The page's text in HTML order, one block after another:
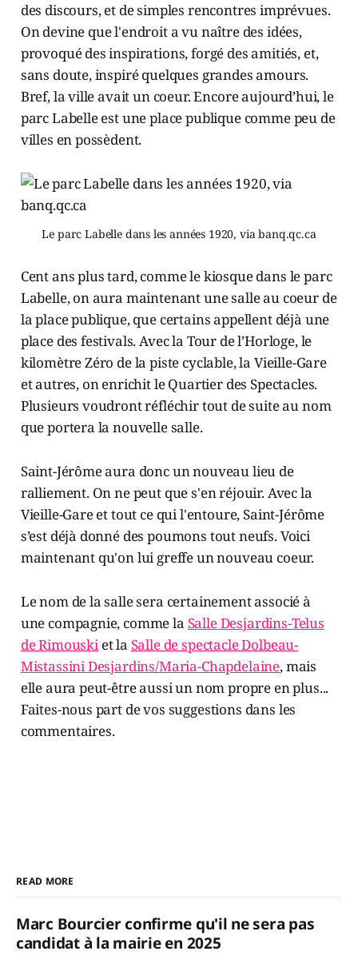
des discours, et de simples rencontres imprévues.
On devine que l'endroit a vu naître des idées,
provoqué des inspirations, forgé des amitiés, et,
sans doute, inspiré quelques grandes amours.
Bref, la ville avait un coeur. Encore aujourd’hui, le
parc Labelle est une place publique comme peu de
villes en possèdent.
Le parc Labelle dans les années 1920, via banq.qc.ca
Cent ans plus tard, comme le kiosque dans le parc
Labelle, on aura maintenant une salle au coeur de
la place publique, que certains appellent déjà une
place des festivals. Avec la Tour de l’Horloge, le
kilomètre Zéro de la piste cyclable, la Vieille-Gare
et autres, on enrichit le Quartier des Spectacles.
Plusieurs voudront réfléchir tout de suite au nom
que portera la nouvelle salle.
Saint-Jérôme aura donc un nouveau lieu de
ralliement. On ne peut que s'en réjouir. Avec la
Vieille-Gare et tout ce qui l'entoure, Saint-Jérôme
s’est déjà donné des poumons tout neufs. Voici
maintenant qu'on lui greffe un nouveau coeur.
Le nom de la salle sera certainement associé à
une compagnie, comme la Salle Desjardins-Telus
de Rimouskiet la Salle de spectacle Dolbeau-
Mistassini Desjardins/Maria-Chapdelaine, mais
elle aura peut-être aussi un nom propre en plus...
Faites-nous part de vos suggestions dans les
commentaires.
READ MORE
Marc Bourcier confirme qu'il ne sera pas
candidat à la mairie en 2025